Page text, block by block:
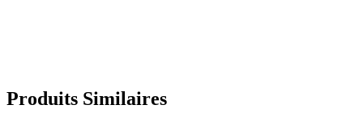
Produits Similaires